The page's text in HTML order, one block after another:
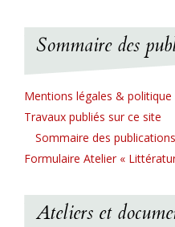
Sommaire des
Mentions légales &
Travaux publiés sur ce site
Sommaire des
Formulaire Atelier «
Ateliers et